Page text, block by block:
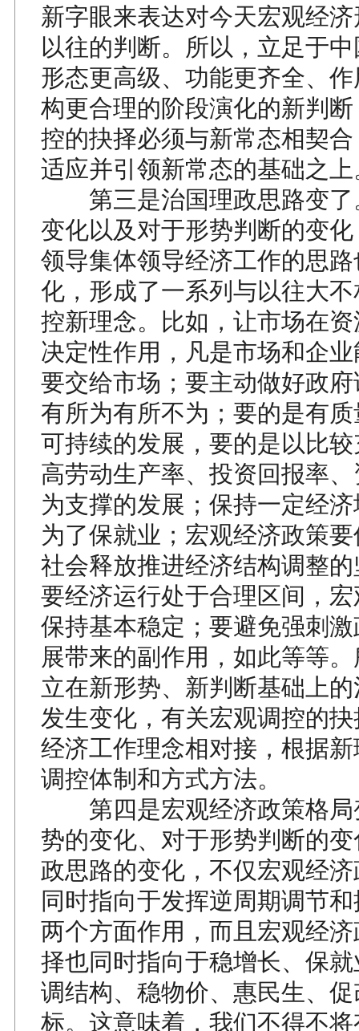
新字眼来表达对今天宏观经
以往的判断。所以，立足于
形态更高级、功能更齐全、
构更合理的阶段演化的新判
控的抉择必须与新常态相契
适应并引领新常态的基础之上
第三是治国理政思路变了
变化以及对于形势判断的变
领导集体领导经济工作的思
化，形成了一系列与以往大
控新理念。比如，让市场在
决定性作用，凡是市场和企
要交给市场；要主动做好政
有所为有所不为；要的是有
可持续的发展，要的是以比
高劳动生产率、投资回报率
为支撑的发展；保持一定经
为了保就业；宏观经济政策
社会释放推进经济结构调整
要经济运行处于合理区间，
保持基本稳定；要避免强刺
展带来的副作用，如此等等
立在新形势、新判断基础上
发生变化，有关宏观调控的
经济工作理念相对接，根据
调控体制和方式方法。
第四是宏观经济政策格局
势的变化、对于形势判断的
政思路的变化，不仅宏观经
同时指向于发挥逆周期调节
两个方面作用，而且宏观经
择也同时指向于稳增长、保
调结构、稳物价、惠民生、
标。这意味着，我们不得不